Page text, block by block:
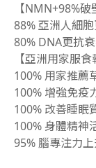
【NMN+98%破
88% 亞洲人細
80% DNA更抗
【亞洲用家服食
100% 用家推
100% 增強免
100% 改善睡
100% 身體精
95% 腦專注力